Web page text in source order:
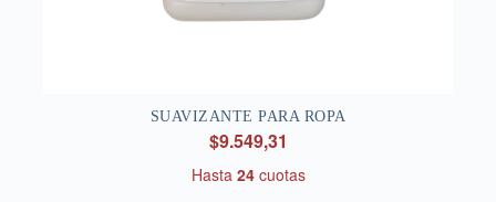
SUAVIZANTE PARA ROPA
$9.549,31
Hasta 24cuotas